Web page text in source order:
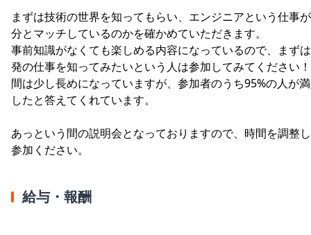
まずは技術の世界を知ってもらい、エンジニアという仕事
分とマッチしているのかを確かめていただきます。
事前知識がなくても楽しめる内容になっているので、まず
発の仕事を知ってみたいという人は参加してみてください
間は少し長めになっていますが、参加者のうち95%の人が
したと答えてくれています。
あっという間の説明会となっておりますので、時間を調整
参加ください。
給与・報酬